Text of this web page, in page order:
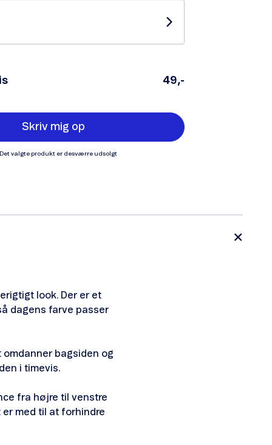
49,-
Skriv mig op
Det valgte produkt er desværre udsolgt
look. Der er et
dagens farve passer
omdanner bagsiden og
i timevis.
fra højre til venstre
med til at forhindre